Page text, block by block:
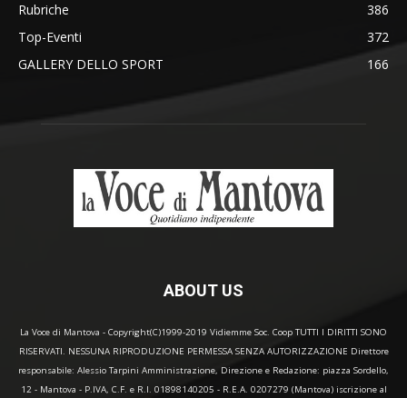
Rubriche
386
Top-Eventi
372
GALLERY DELLO SPORT
166
ABOUT US
La Voce di Mantova - Copyright(C)1999-2019 Vidiemme Soc. Coop TUTTI I DIRITTI SONO
RISERVATI. NESSUNA RIPRODUZIONE PERMESSA SENZA AUTORIZZAZIONE Direttore
responsabile: Alessio Tarpini Amministrazione, Direzione e Redazione: piazza Sordello,
12 - Mantova - P.IVA, C.F. e R.I. 01898140205 - R.E.A. 0207279 (Mantova) iscrizione al